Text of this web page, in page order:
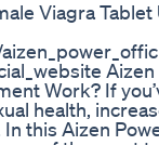
Viagra
Work? If
health,
this Aizen